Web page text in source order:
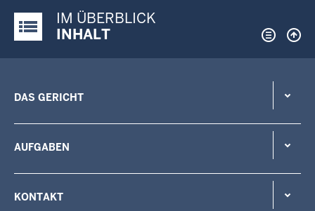
Justiz-Portal im Überblick:
IM ÜBERBLICK
INHALT
DAS GERICHT
AUFGABEN
KONTAKT